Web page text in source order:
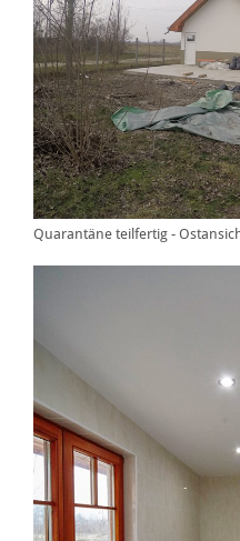
Quarantäne teilfertig -